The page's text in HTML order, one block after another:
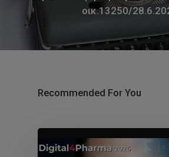
οικ.13250/
Recommended For You